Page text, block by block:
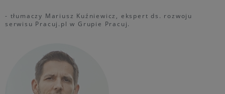
- tłumaczy Mariusz Kuźniewicz, ekspert ds. rozwoju
serwisu Pracuj.pl w Grupie Pracuj.